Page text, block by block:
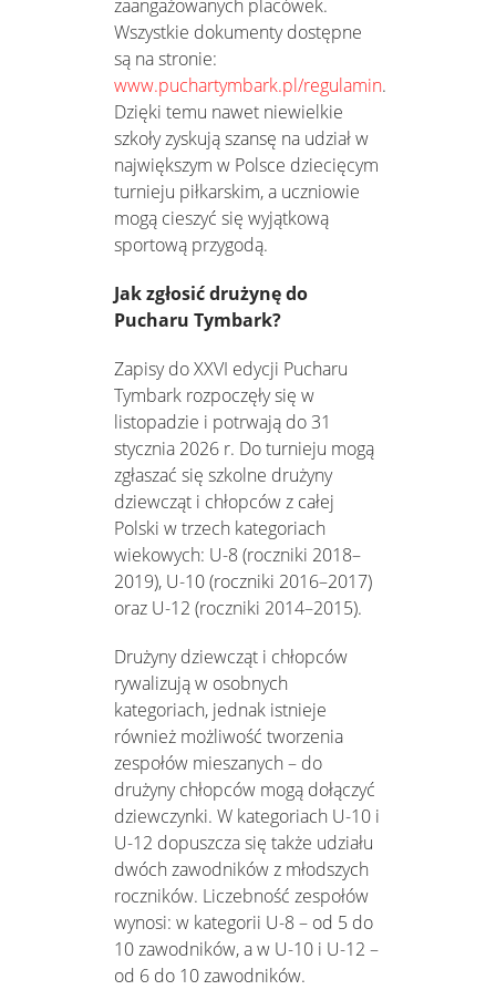
zaangażowanych placówek.
Wszystkie dokumenty dostępne
są na stronie:
www.puchartymbark.pl/regulamin.
Dzięki temu nawet niewielkie
szkoły zyskują szansę na udział w
największym w Polsce dziecięcym
turnieju piłkarskim, a uczniowie
mogą cieszyć się wyjątkową
sportową przygodą.
Jak zgłosić drużynę do
Pucharu Tymbark?
Zapisy do XXVI edycji Pucharu
Tymbark rozpoczęły się w
listopadzie i potrwają do 31
stycznia 2026 r. Do turnieju mogą
zgłaszać się szkolne drużyny
dziewcząt i chłopców z całej
Polski w trzech kategoriach
wiekowych: U-8 (roczniki 2018–
2019), U-10 (roczniki 2016–2017)
oraz U-12 (roczniki 2014–2015).
Drużyny dziewcząt i chłopców
rywalizują w osobnych
kategoriach, jednak istnieje
również możliwość tworzenia
zespołów mieszanych – do
drużyny chłopców mogą dołączyć
dziewczynki. W kategoriach U-10 i
U-12 dopuszcza się także udziału
dwóch zawodników z młodszych
roczników. Liczebność zespołów
wynosi: w kategorii U-8 – od 5 do
10 zawodników, a w U-10 i U-12 –
od 6 do 10 zawodników.